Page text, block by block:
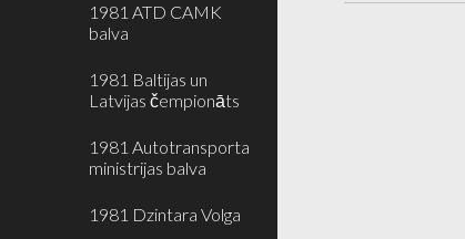
1981 ATD CAMK
balva
1981 Baltijas un
Latvijas čempionāts
1981 Autotransporta
ministrijas balva
1981 Dzintara Volga